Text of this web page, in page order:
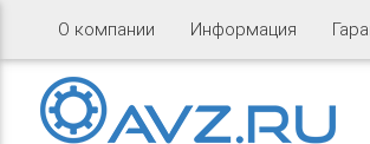
О компании Информация